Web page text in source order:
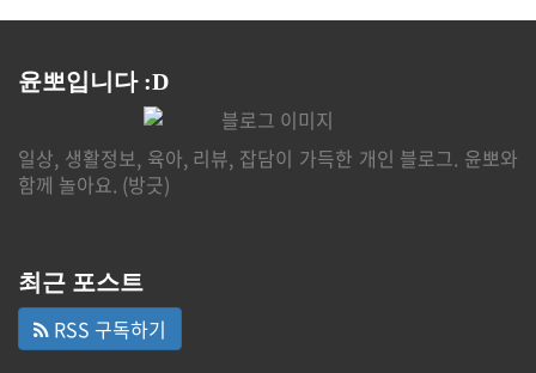
윤뽀입니다 :D
일상, 생활정보, 육아, 리뷰, 잡담이 가득한 개인 블로그. 윤뽀와
함께 놀아요. (방긋)
최근 포스트
RSS 구독하기